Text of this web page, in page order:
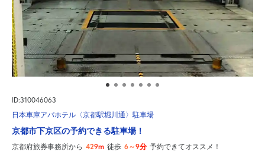
ID:310046063
日本車庫アパホテル〈京都駅堀川通〉駐車場
京都市下京区の予約できる駐車場！
京都府旅券事務所から 429m 徒歩 6～9分 予約できてオススメ！